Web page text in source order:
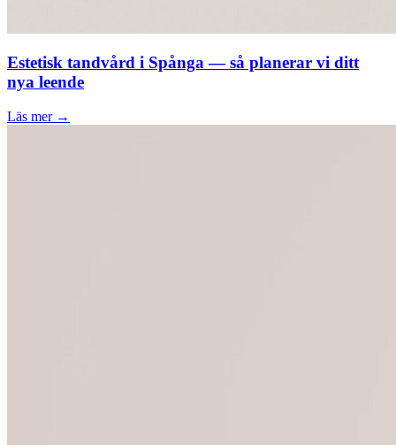
Estetisk tandvård i Spånga — så planerar vi ditt
nya leende
Läs mer →